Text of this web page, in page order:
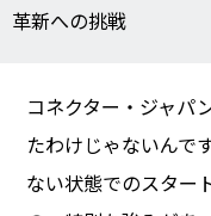
革新への挑戦
コネクター・ジャパ
たわけじゃないんで
ない状態でのスター